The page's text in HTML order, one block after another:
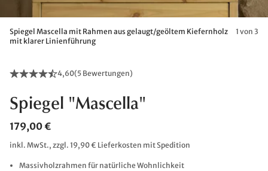
Spiegel Mascella mit Rahmen aus gelaugt/geöltem Kiefernholz
mit klarer Linienführung
1 von 3
4,60(5 Bewertungen)
Spiegel "Mascella"
179,00 €
inkl. MwSt., zzgl. 19,90 € Lieferkosten mit Spedition
Massivholzrahmen für natürliche Wohnlichkeit